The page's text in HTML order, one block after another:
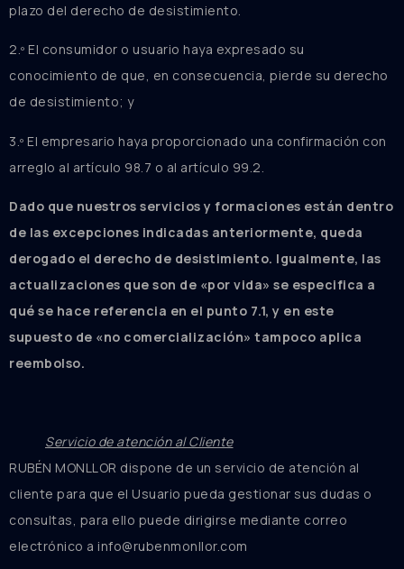
plazo del derecho de desistimiento.
2.º El consumidor o usuario haya expresado su
conocimiento de que, en consecuencia, pierde su derecho
de desistimiento; y
3.º El empresario haya proporcionado una confirmación con
arreglo al artículo 98.7 o al artículo 99.2.
Dado que nuestros servicios y formaciones están dentro
de las excepciones indicadas anteriormente, queda
derogado el derecho de desistimiento. Igualmente, las
actualizaciones que son de «por vida» se especifica a
qué se hace referencia en el punto 7.1, y en este
supuesto de «no comercialización» tampoco aplica
reembolso.
Servicio de atención al Cliente
RUBÉN MONLLOR dispone de un servicio de atención al
cliente para que el Usuario pueda gestionar sus dudas o
consultas, para ello puede dirigirse mediante correo
electrónico a info@rubenmonllor.com